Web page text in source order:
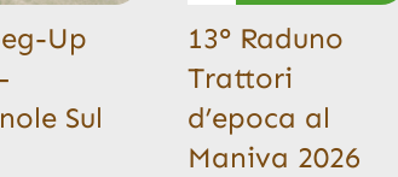
Up
Sul
13° Raduno
Trattori
d’epoca al
Maniva 2026